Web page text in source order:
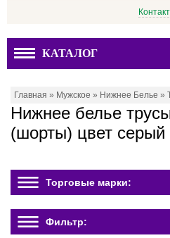
КАТАЛОГ
Главная » Мужское » Нижнее Белье »
Нижнее белье
(шорты) цвет
Торговые марки:
Фильтр: